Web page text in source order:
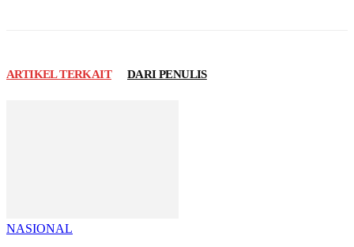
ARTIKEL TERKAIT DARI PENULIS
NASIONAL